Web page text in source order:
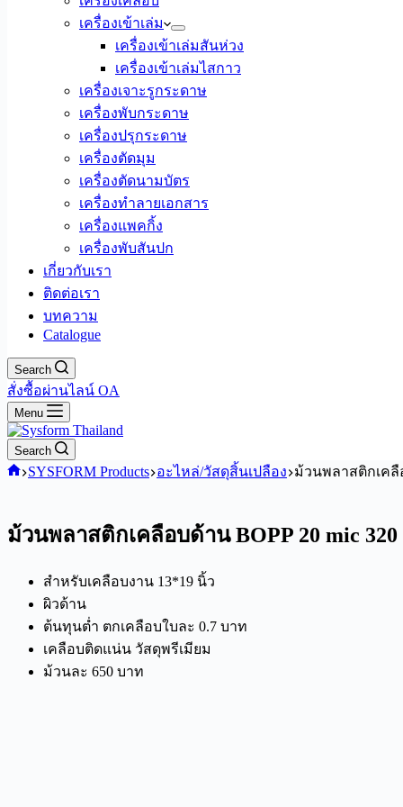
เครื่องเข้าเล่ม
เครื่องเข้าเล่มสันห่วง
เครื่องเข้าเล่มไสกาว
เครื่องเจาะรูกระดาษ
เครื่องพับกระดาษ
เครื่องปรุกระดาษ
เครื่องตัดมุม
เครื่องตัดนามบัตร
เครื่องทำลายเอกสาร
เครื่องแพคกิ้ง
เครื่องพับสันปก
เกี่ยวกับเรา
ติดต่อเรา
บทความ
Catalogue
Search
สั่งซื้อผ่านไลน์ OA
Menu
Search
Home
SYSFORM Products อะไหล่/วัสดุสิ้นเปลือง ม้วนพลาสติกเคลื
ม้วนพลาสติกเคลือบด้าน BOPP 20 mic
สำหรับเคลือบงาน 13*19 นิ้ว
ผิวด้าน
ต้นทุนต่ำ ตกเคลือบใบละ 0.7 บาท
เคลือบติดแน่น วัสดุพรีเมียม
ม้วนละ 650 บาท